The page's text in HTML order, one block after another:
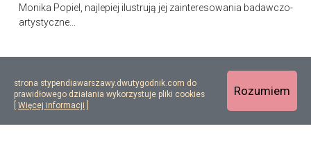
Monika Popiel, najlepiej ilustrują jej zainteresowania badawczo-
artystyczne...
strona stypendiawarszawy.dwutygodnik.com do
prawidłowego działania wykorzystuje pliki cookies
Więcej informacji
Rozumiem